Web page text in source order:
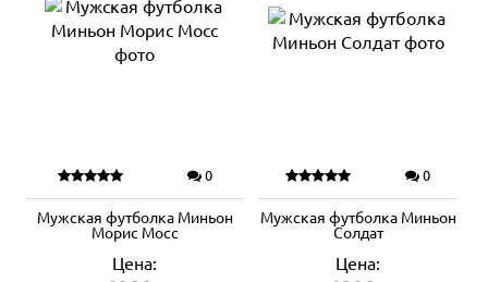
0
Мужская футболка Миньон
Морис Мосс
Цена:
0
Мужская футболка Миньон
Солдат
Цена: